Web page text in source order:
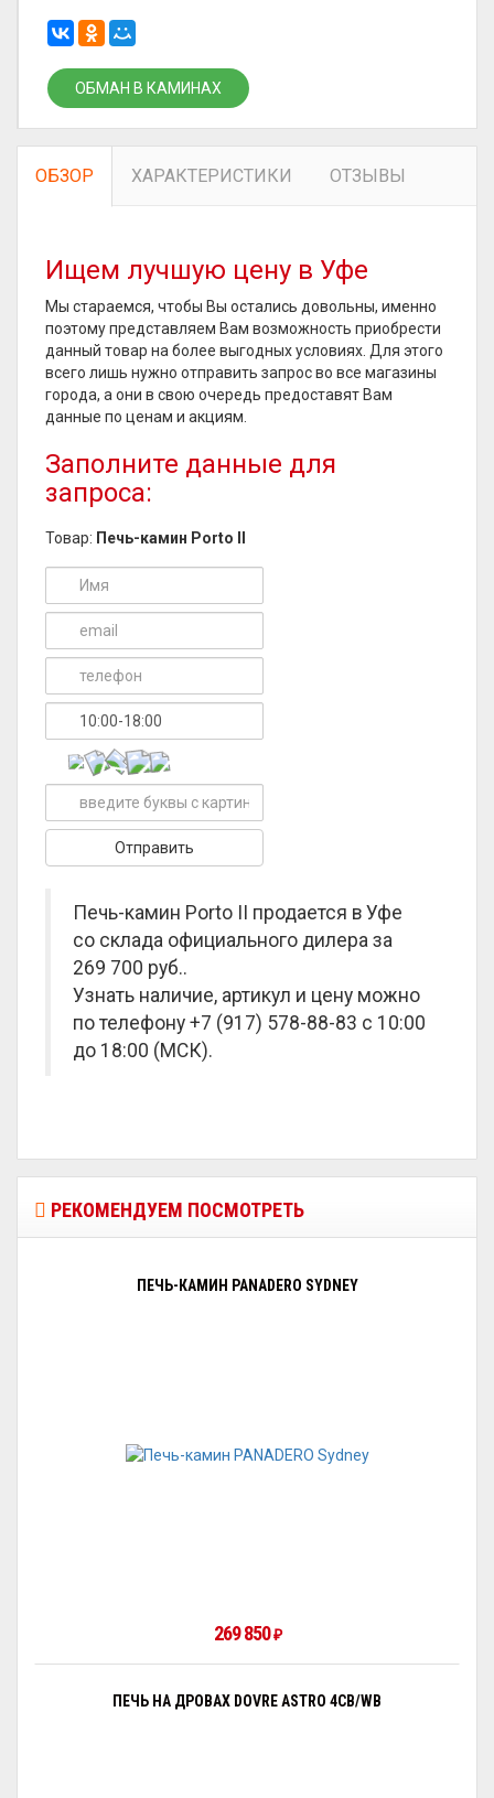
ОБМАН В КАМИНАХ
ОБЗОР ХАРАКТЕРИСТИКИ ОТЗЫВЫ
Ищем лучшую цену в Уфе
Мы стараемся, чтобы Вы остались довольны, именно
поэтому представляем Вам возможность приобрести
данный товар на более выгодных условиях. Для этого
всего лишь нужно отправить запрос во все магазины
города, а они в свою очередь предоставят Вам
данные по ценам и акциям.
Заполните данные для
запроса:
Товар: Печь-камин Porto II
Печь-камин Porto II продается в Уфе
со склада официального дилера за
269 700 руб..
Узнать наличие, артикул и цену можно
по телефону +7 (917) 578-88-83 с 10:00
до 18:00 (МСК).
РЕКОМЕНДУЕМ ПОСМОТРЕТЬ
ПЕЧЬ-КАМИН PANADERO SYDNEY
269 850₽
ПЕЧЬ НА ДРОВАХ DOVRE ASTRO 4CB/WB